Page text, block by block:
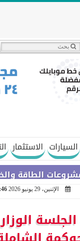
السيارات الاستثمار
والخامات
الإثنين، 29 يونيو 2026